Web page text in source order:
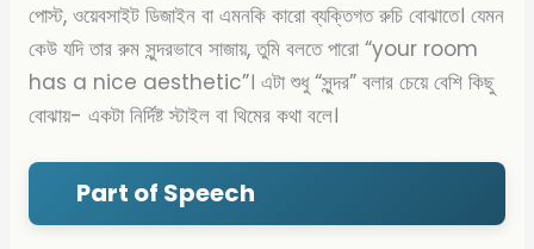
পোস্ট, ওয়েবসাইট ডিজাইন বা এমনকি কারো ব্যক্তিগত রুচি বোঝাতে। যেমন
কেউ যদি তার রুম সুন্দরভাবে সাজায়, তুমি বলতে পারো “your room
has a nice aesthetic”। এটা শুধু “সুন্দর” বলার চেয়ে বেশি কিছু
বোঝায়- একটা নির্দিষ্ট স্টাইল বা থিমের কথা বলে।
Part of Speech